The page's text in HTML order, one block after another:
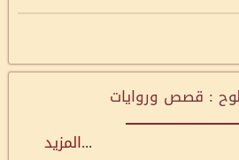
: قصص وروايات
...المزيد